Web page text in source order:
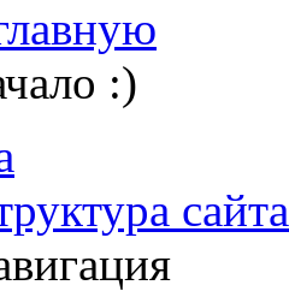
:)
сайта